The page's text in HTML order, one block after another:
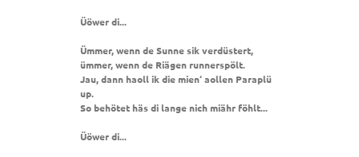
Üöwer di...
Ümmer, wenn de Sunne sik verdüstert,
ümmer, wenn de Riägen runnerspölt.
Jau, dann haoll ik die mien‘ aollen Paraplü
up.
So behötet häs di lange nich miähr föhlt...
Üöwer di...